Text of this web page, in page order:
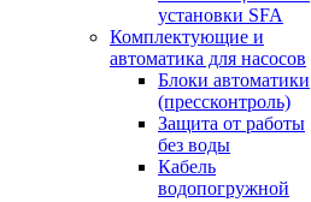
установки SFA
Комплектующие и
автоматика для насосов
Блоки автоматики
(прессконтроль)
Защита от работы
без воды
Кабель
водопогружной